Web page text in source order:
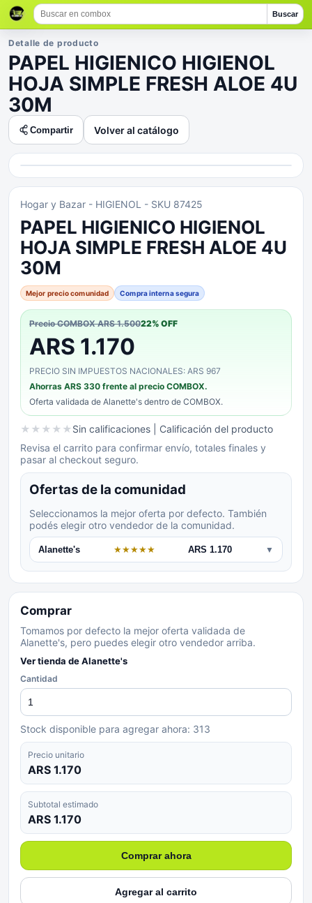
Buscar
Detalle de producto
PAPEL HIGIENICO HIGIENOL
HOJA SIMPLE FRESH ALOE 4U
30M
Compartir Volver al catálogo
Hogar y Bazar - HIGIENOL - SKU 87425
PAPEL HIGIENICO HIGIENOL
HOJA SIMPLE FRESH ALOE 4U
30M
Mejor precio comunidad Compra interna segura
Precio COMBOXARS 1.50022% OFF
ARS 1.170
PRECIO SIN IMPUESTOS NACIONALES: ARS 967
Ahorras ARS 330 frente al precio COMBOX.
Oferta validada de Alanette's dentro de COMBOX.
★ ★ ★ ★ ★Sin calificaciones | Calificación del producto
Revisa el carrito para confirmar envío, totales finales y
pasar al checkout seguro.
Ofertas de la comunidad
Seleccionamos la mejor oferta por defecto. También
podés elegir otro vendedor de la comunidad.
Alanette's ★★★★★ ARS 1.170 ▼
Comprar
Tomamos por defecto la mejor oferta validada de
Alanette's, pero puedes elegir otro vendedor arriba.
Ver tienda deAlanette's
Cantidad
Stock disponible para agregar ahora: 313
Precio unitario
ARS 1.170
Subtotal estimado
ARS 1.170
Comprar ahora
Agregar al carrito